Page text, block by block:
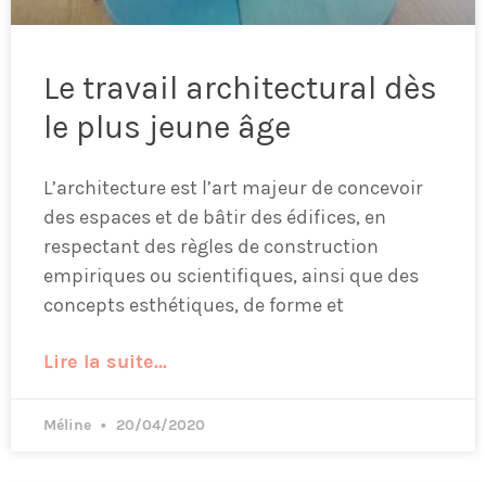
Le travail architectural dès
le plus jeune âge
L’architecture est l’art majeur de concevoir
des espaces et de bâtir des édifices, en
respectant des règles de construction
empiriques ou scientifiques, ainsi que des
concepts esthétiques, de forme et
Lire la suite...
Méline 20/04/2020